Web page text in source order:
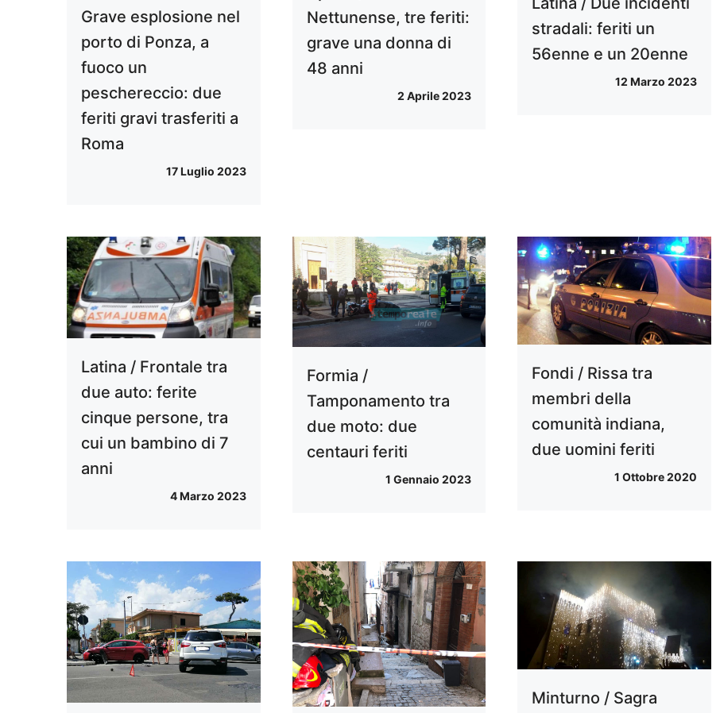
Grave esplosione nel
porto di Ponza, a
fuoco un
peschereccio: due
feriti gravi trasferiti a
Roma
17 Luglio 2023
Nettunense, tre feriti:
grave una donna di
48 anni
2 Aprile 2023
stradali: feriti un
56enne e un 20enne
12 Marzo 2023
Latina / Frontale tra
due auto: ferite
cinque persone, tra
cui un bambino di 7
anni
4 Marzo 2023
Formia /
Tamponamento tra
due moto: due
centauri feriti
1 Gennaio 2023
Fondi / Rissa tra
membri della
comunità indiana,
due uomini feriti
1 Ottobre 2020
Minturno / Sagra